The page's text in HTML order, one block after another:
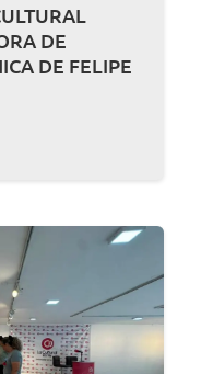
DE
DE FELIPE